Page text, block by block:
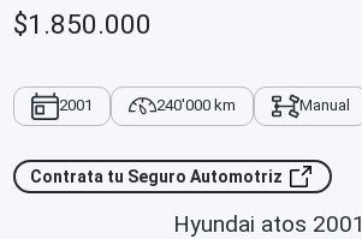
$1.850.000
2001 240'000 km Manual
Contrata tu Seguro Automotriz
Hyundai atos 2001